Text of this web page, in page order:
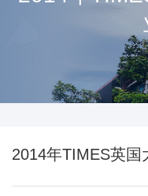
2014年TIMES英